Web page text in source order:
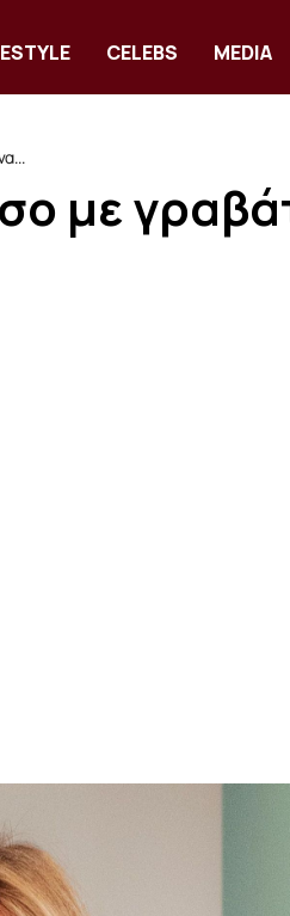
CELEBS MEDIA
με